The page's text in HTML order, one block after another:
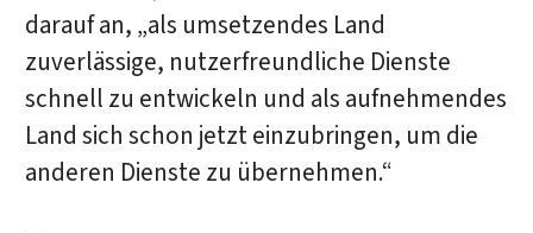
darauf an, „als umsetzendes Land
zuverlässige, nutzerfreundliche Dienste
schnell zu entwickeln und als aufnehmendes
Land sich schon jetzt einzubringen, um die
anderen Dienste zu übernehmen.“